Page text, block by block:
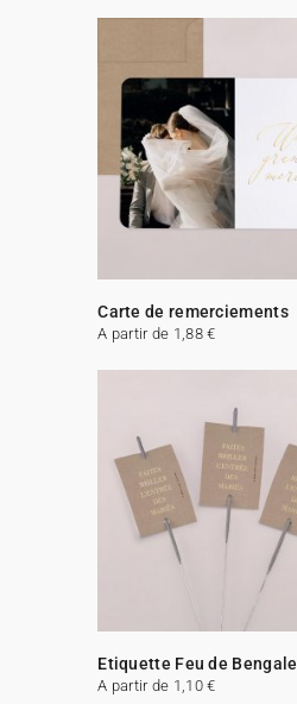
Carte de remerciements
A partir de 1,88 €
Etiquette Feu de Bengale
A partir de 1,10 €